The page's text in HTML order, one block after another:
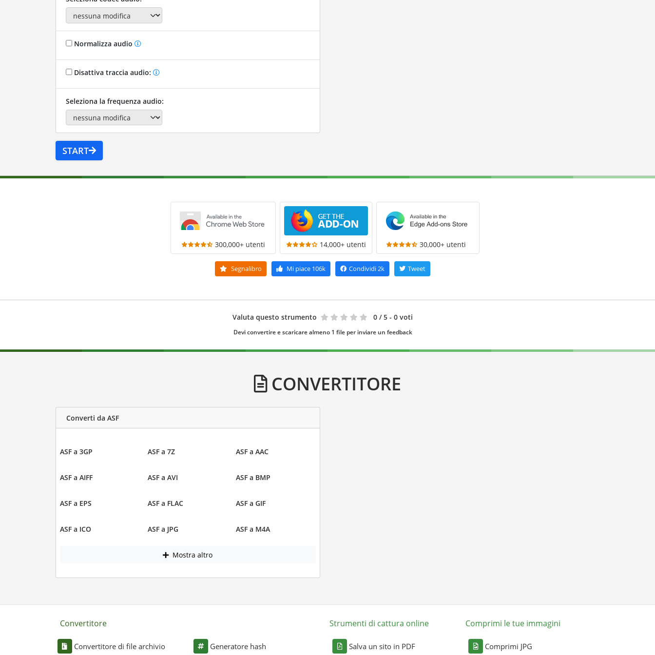
Normalizza audio
Disattiva traccia audio:
Seleziona la frequenza audio:
START
300,000+ utenti 14,000+ utenti 30,000+ utenti
Segnalibro Mi piace 106k Condividi2k Tweet
Valuta questo strumento 0 / 5 - 0 voti
Devi convertire e scaricare almeno 1 file per inviare un feedback
CONVERTITORE
Converti da ASF
ASF a 3GP ASF a 7Z ASF a AAC
ASF a AIFF ASF a AVI ASF a BMP
ASF a EPS ASF a FLAC ASF a GIF
ASF a ICO ASF a JPG ASF a M4A
Mostra altro
Convertitore
Convertitore di file archivio Generatore hash
Strumenti di cattura online
Salva un sito in PDF
Comprimi le tue immagini
Comprimi JPG